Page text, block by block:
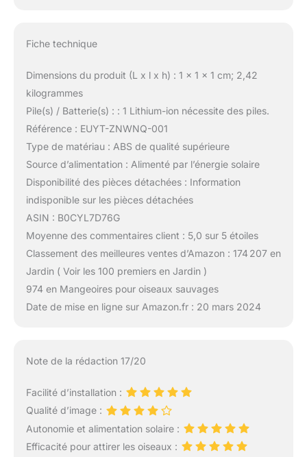
Fiche technique
Dimensions du produit (L x l x h) : 1 x 1 x 1 cm; 2,42
kilogrammes
Pile(s) / Batterie(s) : : 1 Lithium-ion nécessite des piles.
Référence : EUYT-ZNWNQ-001
Type de matériau : ABS de qualité supérieure
Source d’alimentation : Alimenté par l’énergie solaire
Disponibilité des pièces détachées : Information
indisponible sur les pièces détachées
ASIN : B0CYL7D76G
Moyenne des commentaires client : 5,0 sur 5 étoiles
Classement des meilleures ventes d’Amazon : 174 207 en
Jardin ( Voir les 100 premiers en Jardin )
974 en Mangeoires pour oiseaux sauvages
Date de mise en ligne sur Amazon.fr : 20 mars 2024
Note de la rédaction 17/20
Facilité d’installation :
Qualité d’image :
Autonomie et alimentation solaire :
Efficacité pour attirer les oiseaux :